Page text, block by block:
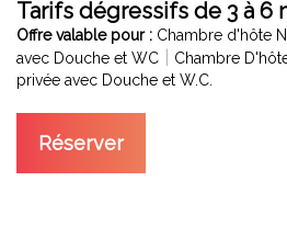
Tarifs dégressifs de 3 à 6
Offre valable pour : Chambre d'hôte
avec Douche et WC
Chambre
privée avec Douche et W.C.
Réserver